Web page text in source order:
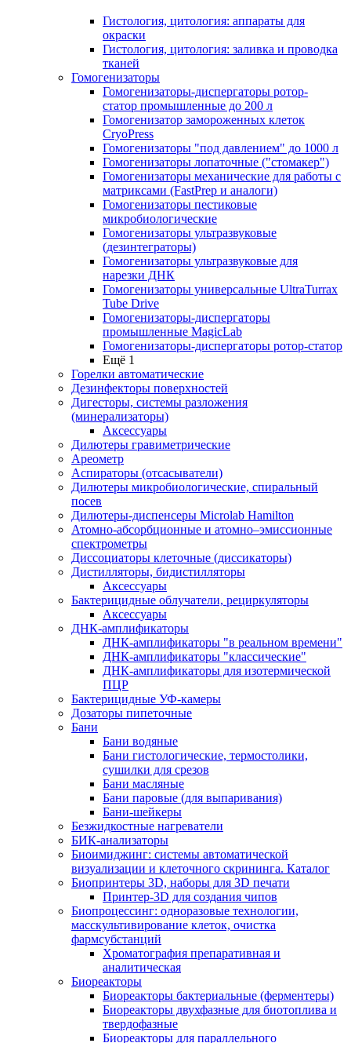
Гистология, цитология: аппараты для
окраски
Гистология, цитология: заливка и проводка
тканей
Гомогенизаторы
Гомогенизаторы-диспергаторы ротор-
статор промышленные до 200 л
Гомогенизатор замороженных клеток
CryoPress
Гомогенизаторы "под давлением" до 1000 л
Гомогенизаторы лопаточные ("стомакер")
Гомогенизаторы механические для работы с
матриксами (FastPrep и аналоги)
Гомогенизаторы пестиковые
микробиологические
Гомогенизаторы ультразвуковые
(дезинтеграторы)
Гомогенизаторы ультразвуковые для
нарезки ДНК
Гомогенизаторы универсальные UltraTurrax
Tube Drive
Гомогенизаторы-диспергаторы
промышленные MagicLab
Гомогенизаторы-диспергаторы ротор-статор
Ещё 1
Горелки автоматические
Дезинфекторы поверхностей
Дигесторы, системы разложения
(минерализаторы)
Аксессуары
Дилютеры гравиметрические
Ареометр
Аспираторы (отсасыватели)
Дилютеры микробиологические, спиральный
посев
Дилютеры-диспенсеры Microlab Hamilton
Атомно-абсорбционные и атомно–эмиссионные
спектрометры
Диссоциаторы клеточные (диссикаторы)
Дистилляторы, бидистилляторы
Аксессуары
Бактерицидные облучатели, рециркуляторы
Аксессуары
ДНК-амплификаторы
ДНК-амплификаторы "в реальном времени"
ДНК-амплификаторы "классические"
ДНК-амплификаторы для изотермической
ПЦР
Бактерицидные УФ-камеры
Дозаторы пипеточные
Бани
Бани водяные
Бани гистологические, термостолики,
сушилки для срезов
Бани масляные
Бани паровые (для выпаривания)
Бани-шейкеры
Безжидкостные нагреватели
БИК-анализаторы
Биоимиджинг: системы автоматической
визуализации и клеточного скрининга. Каталог
Биопринтеры 3D, наборы для 3D печати
Принтер-3D для создания чипов
Биопроцессинг: одноразовые технологии,
масскультивирование клеток, очистка
фармсубстанций
Хроматография препаративная и
аналитическая
Биореакторы
Биореакторы бактериальные (ферментеры)
Биореакторы двухфазные для биотоплива и
твердофазные
Биореакторы для параллельного